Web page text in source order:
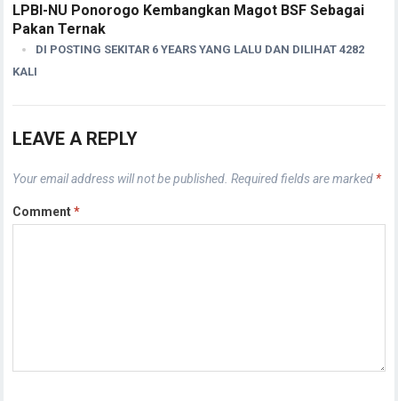
LPBI-NU Ponorogo Kembangkan Magot BSF Sebagai
Pakan Ternak
DI POSTING SEKITAR 6 YEARS YANG LALU DAN DILIHAT 4282
KALI
LEAVE A REPLY
Your email address will not be published. Required fields are marked *
Comment*